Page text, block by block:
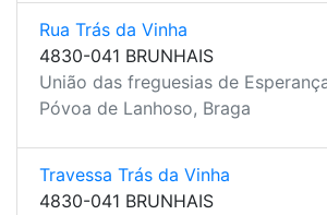
Rua Trás da Vinha
4830-041 BRUNHAIS
União das freguesias de
Póvoa de Lanhoso, Braga
Travessa Trás da Vinha
4830-041 BRUNHAIS